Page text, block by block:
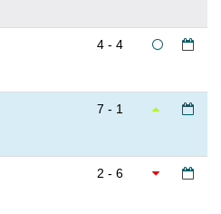
4 - 4
7 - 1
2 - 6